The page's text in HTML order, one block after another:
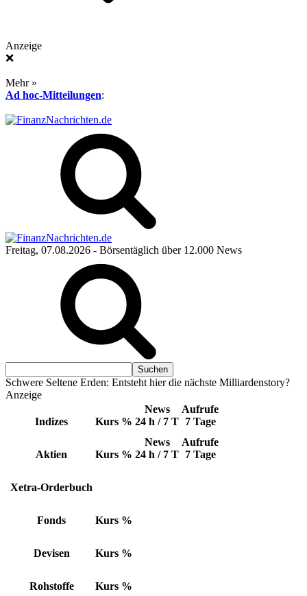
Anzeige
❌
Mehr »
Ad hoc-Mitteilungen:
Freitag, 07.08.2026 - Börsentäglich über 12.000 News
Schwere Seltene Erden: Entsteht hier die nächste Milliardenstory?
Anzeige
Indizes Kurs %
News
24 h / 7 T
Aufrufe
7 Tage
Aktien Kurs %
News
24 h / 7 T
Aufrufe
7 Tage
Xetra-Orderbuch
Fonds Kurs %
Devisen Kurs %
Rohstoffe Kurs %